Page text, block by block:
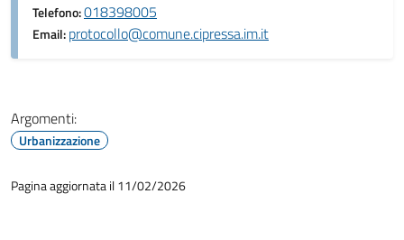
Telefono:018398005
Email:protocollo@comune.cipressa.im.it
Argomenti:
Urbanizzazione
Pagina aggiornata il 11/02/2026